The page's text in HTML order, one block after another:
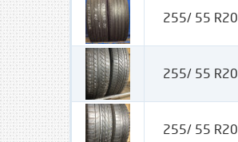
255/ 55 R20
255/ 55 R20
255/ 55 R20